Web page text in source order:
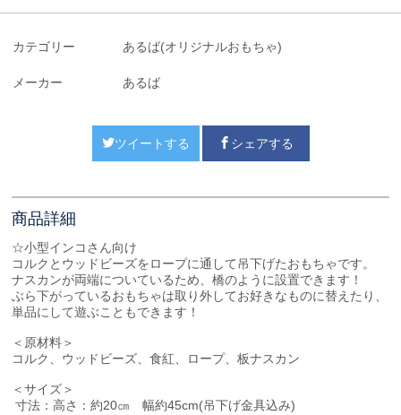
カテゴリー あるば(オリジナルおもちゃ)
メーカー あるば
ツイートする シェアする
商品詳細
☆小型インコさん向け
コルクとウッドビーズをロープに通して吊下げたおもちゃです。
ナスカンが両端についているため、橋のように設置できます！
ぶら下がっているおもちゃは取り外してお好きなものに替えたり、
単品にして遊ぶこともできます！
＜原材料＞
コルク、ウッドビーズ、食紅、ロープ、板ナスカン
＜サイズ＞
寸法：高さ：約20㎝ 幅約45cm(吊下げ金具込み)